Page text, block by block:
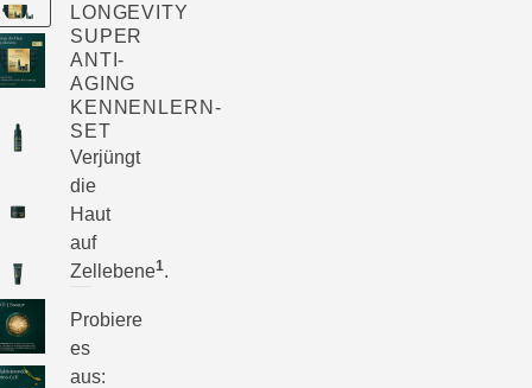
LONGEVITY
SUPER
ANTI-
AGING
KENNENLERN-
SET
Verjüngt
die
Haut
auf
Zellebene1.
Probiere
es
aus: